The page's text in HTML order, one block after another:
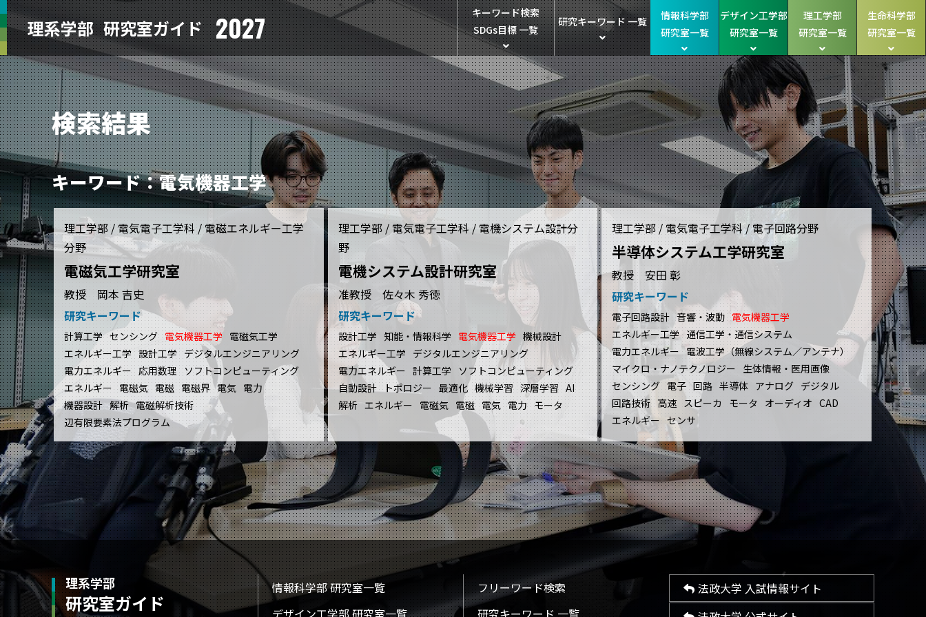
理系学部 研究室ガイド 2027
情報科学部
研究室一覧
デザイン工学部
研究室一覧
理工学部
研究室一覧
生命科学部
研究室一覧
キーワード検索
SDGs目標 一覧
研究キーワード 一覧
検索結果
キーワード：電気機器工学
理工学部 / 電気電子工学科 / 電磁エネルギー工学
分野
電磁気工学研究室
教授 岡本 吉史
研究キーワード
計算工学 センシング 電気機器工学 電磁気工学
エネルギー工学 設計工学 デジタルエンジニアリング
電力エネルギー 応用数理
ソフトコンピューティング
エネルギー 電磁気 電磁 電磁界 電気 電力
機器設計 解析 電磁解析技術
辺有限要素法プログラム
理工学部 / 電気電子工学科 / 電機システム設計分
野
電機システム設計研究室
准教授 佐々木 秀徳
研究キーワード
設計工学 知能・情報科学 電気機器工学 機械設計
エネルギー工学 デジタルエンジニアリング
電力エネルギー 計算工学
ソフトコンピューティング
自動設計
トポロジー 最適化 機械学習 深層学習 AI
解析 エネルギー 電磁気 電磁 電気 電力 モータ
理工学部 / 電気電子工学科 / 電子回路分野
半導体システム工学研究室
教授 安田 彰
研究キーワード
電子回路設計 音響・波動 電気機器工学
エネルギー工学 通信工学・通信システム
電力エネルギー 電波工学（無線システム／アンテナ）
マイクロ・ナノテクノロジー 生体情報・医用画像
センシング 電子 回路 半導体 アナログ デジタル
回路技術 高速 スピーカ モータ オーディオ CAD
エネルギー センサ
理系学部
研究室ガイド
情報科学部 研究室一覧
デザイン工学部 研究室一覧
フリーワード検索
研究キーワード 一覧
法政大学 入試情報サイト